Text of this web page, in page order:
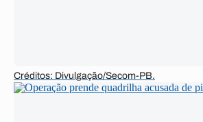
Créditos: Divulgação/Secom-PB.